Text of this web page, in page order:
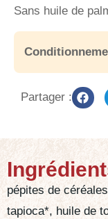
Sans huile de
Partager :
pépites de
tapioca*, huile de